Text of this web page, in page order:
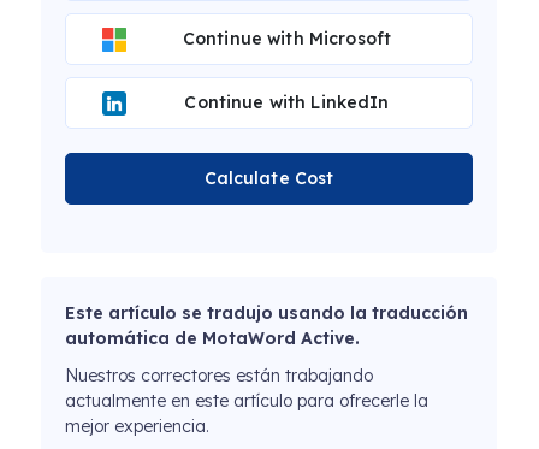
Continue with Microsoft
Continue with LinkedIn
Calculate Cost
Este artículo se tradujo usando la traducción
automática de MotaWord Active.
Nuestros correctores están trabajando
actualmente en este artículo para ofrecerle la
mejor experiencia.